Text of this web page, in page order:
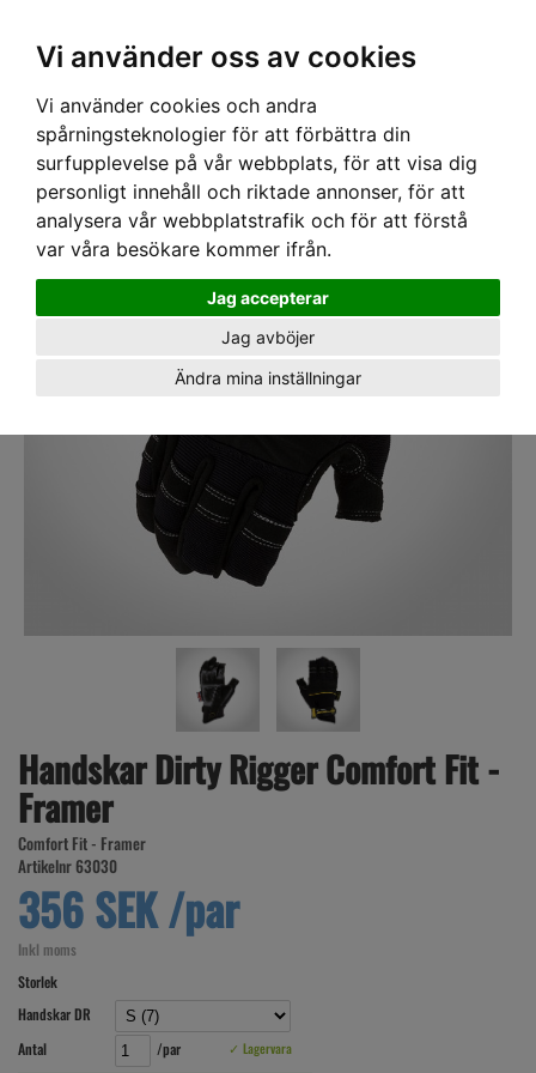
Vi använder oss av cookies
Vi använder cookies och andra
spårningsteknologier för att förbättra din
surfupplevelse på vår webbplats, för att visa dig
personligt innehåll och riktade annonser, för att
analysera vår webbplatstrafik och för att förstå
var våra besökare kommer ifrån.
Jag accepterar
Jag avböjer
Ändra mina inställningar
Hem ›HANDSKAR› Handskar Dirty Rigger Comfort Fit - Framer
Handskar Dirty Rigger Comfort Fit -
Framer
Comfort Fit - Framer
Artikelnr 63030
356 SEK /par
Inkl moms
Storlek
Handskar DR
Antal
/par ✓ Lagervara